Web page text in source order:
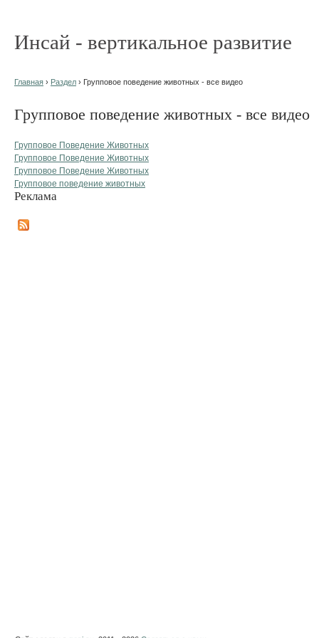
Инсай - вертикальное развитие
Главная › Раздел › Групповое поведение животных - все видео
Групповое поведение животных - все видео
Групповое Поведение Животных
Групповое Поведение Животных
Групповое Поведение Животных
Групповое поведение животных
Реклама